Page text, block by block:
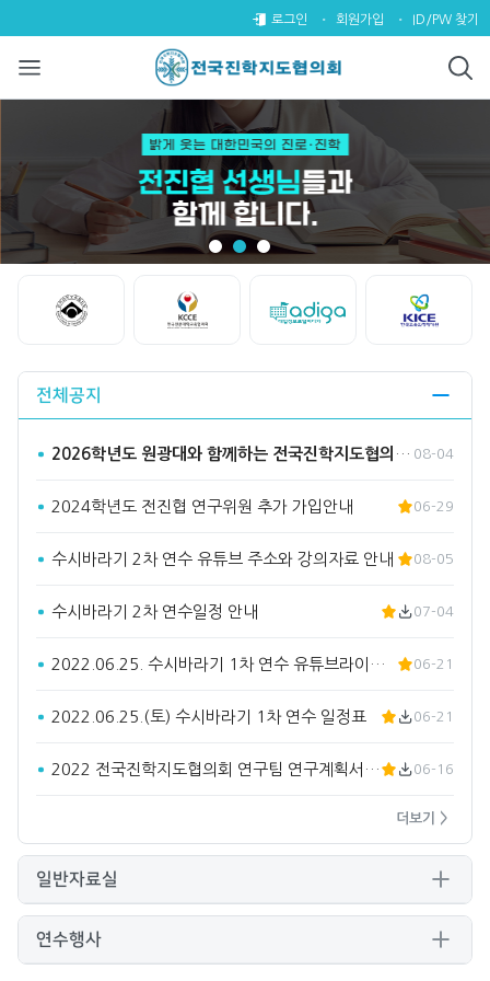
전국진학지도협의회
로그인 회원가입 ID/PW 찾기
전체공지
2026학년도 원광대와 함께하는 전국진학지도협의회 수시바라기2… 08-04
2024학년도 전진협 연구위원 추가 가입안내 06-29
수시바라기 2차 연수 유튜브 주소와 강의자료 안내 08-05
수시바라기 2차 연수일정 안내 07-04
2022.06.25. 수시바라기 1차 연수 유튜브라이브 주소입… 06-21
2022.06.25.(토) 수시바라기 1차 연수 일정표 06-21
2022 전국진학지도협의회 연구팀 연구계획서(요약) 06-16
더보기 >
일반자료실
연수행사